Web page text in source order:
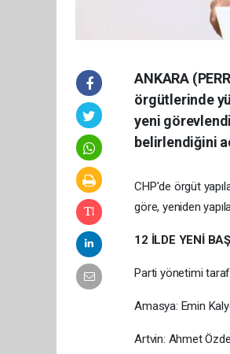
ANKARA
örgütlerinde
yeni
belirlendiğini
CHP'de örgüt
göre, yeniden
12 İLDE YENİ
Parti yönetimi
Amasya: Emin
Artvin: Ahmet